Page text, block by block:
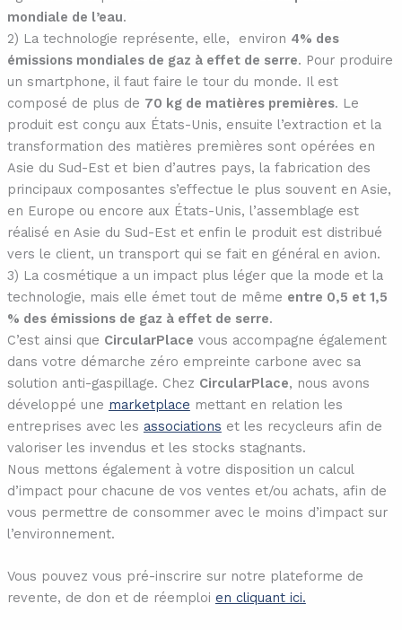
mondiale de l’eau.
2) La technologie représente, elle, environ 4% des
émissions mondiales de gaz à effet de serre. Pour produire
un smartphone, il faut faire le tour du monde. Il est
composé de plus de 70 kg de matières premières. Le
produit est conçu aux États-Unis, ensuite l’extraction et la
transformation des matières premières sont opérées en
Asie du Sud-Est et bien d’autres pays, la fabrication des
principaux composantes s’effectue le plus souvent en Asie,
en Europe ou encore aux États-Unis, l’assemblage est
réalisé en Asie du Sud-Est et enfin le produit est distribué
vers le client, un transport qui se fait en général en avion.
3) La cosmétique a un impact plus léger que la mode et la
technologie, mais elle émet tout de même entre 0,5 et 1,5
% des émissions de gaz à effet de serre.
C’est ainsi que CircularPlace vous accompagne également
dans votre démarche zéro empreinte carbone avec sa
solution anti-gaspillage. Chez CircularPlace, nous avons
développé une marketplace mettant en relation les
entreprises avec les associations et les recycleurs afin de
valoriser les invendus et les stocks stagnants.
Nous mettons également à votre disposition un calcul
d’impact pour chacune de vos ventes et/ou achats, afin de
vous permettre de consommer avec le moins d’impact sur
l’environnement.
Vous pouvez vous pré-inscrire sur notre plateforme de
revente, de don et de réemploi en cliquant ici.